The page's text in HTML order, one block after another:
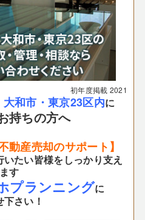
初年度掲載 2021
和市・東京23区内に
持ちの方へ
動産売却のサポート】
たい皆様をしっかり支え
ます
プランニングに
下さい！